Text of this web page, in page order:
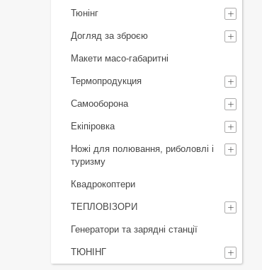
Тюнінг
Догляд за зброєю
Макети масо-габаритні
Термопродукция
Самооборона
Екіпіровка
Ножі для полювання, риболовлі і
туризму
Квадрокоптери
ТЕПЛОВІЗОРИ
Генератори та зарядні станції
ТЮНІНГ